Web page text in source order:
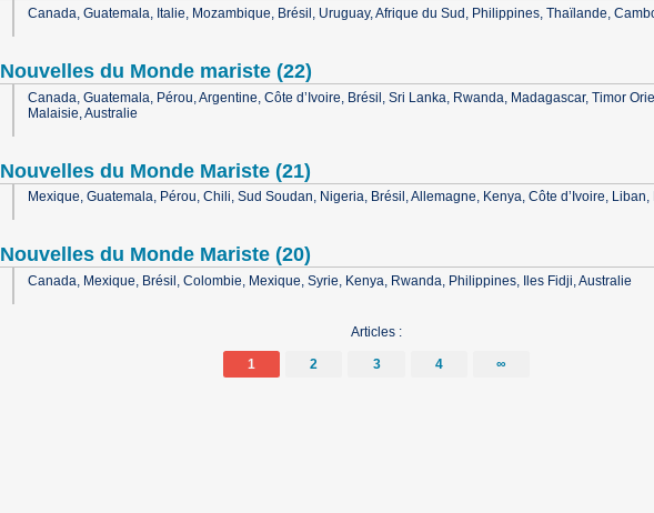
Canada, Guatemala, Italie, Mozambique, Brésil, Uruguay, Afrique du Sud, Philippines, Thaïlande,
Nouvelles du Monde mariste (22)
Canada, Guatemala, Pérou, Argentine, Côte d’Ivoire, Brésil, Sri Lanka, Rwanda, Madagascar, Timor
Malaisie, Australie
Nouvelles du Monde Mariste (21)
Mexique, Guatemala, Pérou, Chili, Sud Soudan, Nigeria, Brésil, Allemagne, Kenya, Côte d’Ivoire, Liban,
Nouvelles du Monde Mariste (20)
Canada, Mexique, Brésil, Colombie, Mexique, Syrie, Kenya, Rwanda, Philippines, Iles Fidji, Australie
Articles :
1 2 3 4 ∞